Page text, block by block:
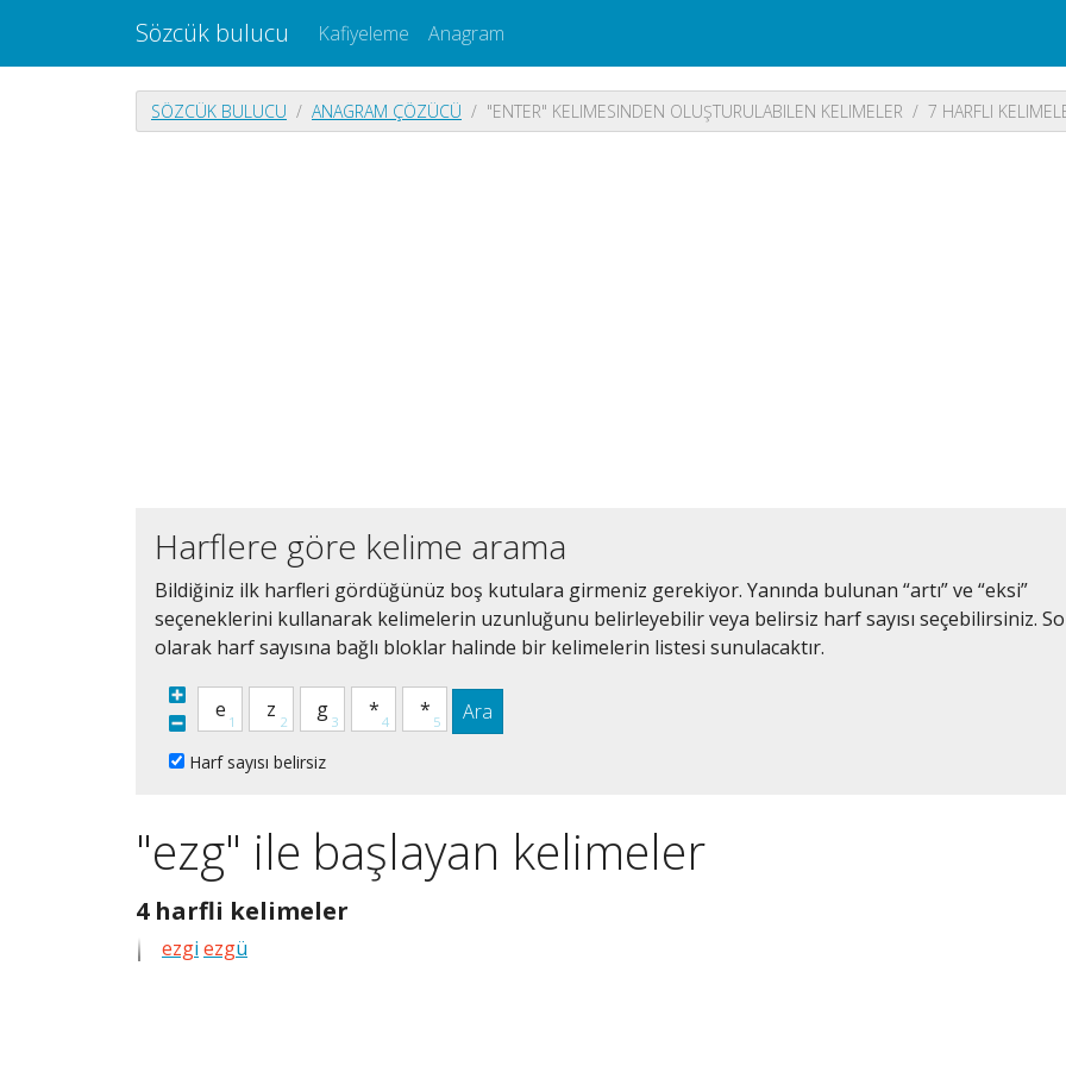
Sözcük bulucu Kafiyeleme Anagram
SÖZCÜK BULUCU ANAGRAM ÇÖZÜCÜ "ENTER" KELIMESINDEN OLUŞTURULABILEN KELIMELER 7 HARFLI
Harflere göre kelime arama
Bildiğiniz ilk harfleri gördüğünüz boş kutulara girmeniz gerekiyor. Yanında bulunan “artı” ve “eksi”
seçeneklerini kullanarak kelimelerin uzunluğunu belirleyebilir veya belirsiz harf sayısı seçebilirsiniz.
olarak harf sayısına bağlı bloklar halinde bir kelimelerin listesi sunulacaktır.
Ara
Harf sayısı belirsiz
"ezg" ile başlayan kelimeler
4 harfli kelimeler
ezgi ezgü